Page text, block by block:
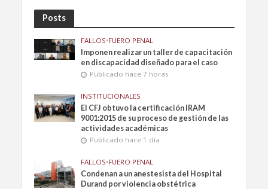
Posts
FALLOS•FUERO PENAL
Imponen realizar un taller de capacitación
en discapacidad diseñado para el caso
Publicado hace 7 horas
INSTITUCIONALES
El CFJ obtuvo la certificación IRAM
9001:2015 de su proceso de gestión de las
actividades académicas
Publicado hace 1 día
FALLOS•FUERO PENAL
Condenan a un anestesista del Hospital
Durand por violencia obstétrica